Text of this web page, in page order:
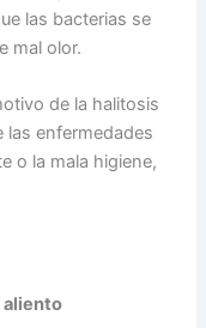
las bacterias se
mal olor.
de la halitosis
las enfermedades
o la mala higiene,
aliento